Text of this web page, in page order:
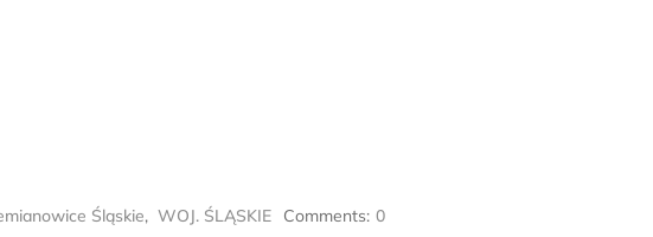
Śląskie, WOJ. ŚLĄSKIE Comments: 0